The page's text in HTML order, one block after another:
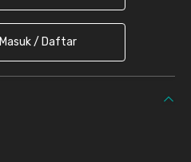
Masuk / Daftar